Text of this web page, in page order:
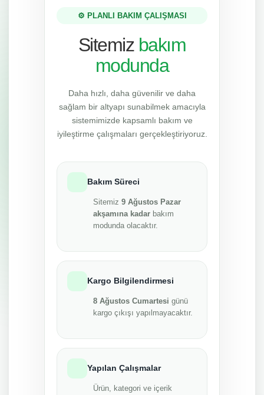
⚙️ PLANLI BAKIM ÇALIŞMASI
Sitemiz bakım
modunda
Daha hızlı, daha güvenilir ve daha
sağlam bir altyapı sunabilmek amacıyla
sistemimizde kapsamlı bakım ve
iyileştirme çalışmaları gerçekleştiriyoruz.
Bakım Süreci
Sitemiz 9 Ağustos Pazar
akşamına kadar bakım
modunda olacaktır.
Kargo Bilgilendirmesi
8 Ağustos Cumartesi günü
kargo çıkışı yapılmayacaktır.
Yapılan Çalışmalar
Ürün, kategori ve içerik